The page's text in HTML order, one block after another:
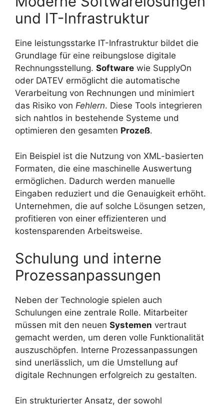
und IT-Infrastruktur
Eine leistungsstarke IT-Infrastruktur bildet die
Grundlage für eine reibungslose digitale
Rechnungsstellung. Software wie SupplyOn
oder DATEV ermöglicht die automatische
Verarbeitung von Rechnungen und minimiert
das Risiko von Fehlern. Diese Tools integrieren
sich nahtlos in bestehende Systeme und
optimieren den gesamten Prozeß.
Ein Beispiel ist die Nutzung von XML-basierten
Formaten, die eine maschinelle Auswertung
ermöglichen. Dadurch werden manuelle
Eingaben reduziert und die Genauigkeit erhöht.
Unternehmen, die auf solche Lösungen setzen,
profitieren von einer effizienteren und
kostensparenden Arbeitsweise.
Schulung und interne
Prozessanpassungen
Neben der Technologie spielen auch
Schulungen eine zentrale Rolle. Mitarbeiter
müssen mit den neuen Systemen vertraut
gemacht werden, um deren volle Funktionalität
auszuschöpfen. Interne Prozessanpassungen
sind unerlässlich, um die Umstellung auf
digitale Rechnungen erfolgreich zu gestalten.
Ein strukturierter Ansatz, der sowohl